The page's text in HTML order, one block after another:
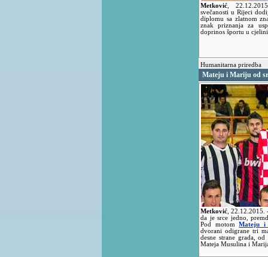
Metković
svečanosti u Rijeci
diplomu sa zlatnom
znak priznanja za
doprinos športu u
Humanitarna priredba
Mateju i Mariju od
Metković ,22.12.2015.
da je srce jedno,
Pod motomMateju i
dvorani odigrane tri
desne strane grada,
Mateja Musulina i